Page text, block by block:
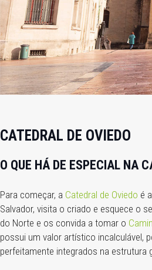
CATEDRAL DE OVIEDO
O QUE HÁ DE ESPECIAL NA
Para começar, a Catedral de Oviedo é
Salvador, visita o criado e esquece o
do Norte e os convida a tomar o
possui um valor artístico incalculável,
perfeitamente integrados na estrutura